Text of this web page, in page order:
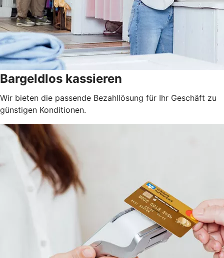
Bargeldlos kassieren
Wir bieten die passende Bezahllösung für Ihr Geschäft zu
günstigen Konditionen.